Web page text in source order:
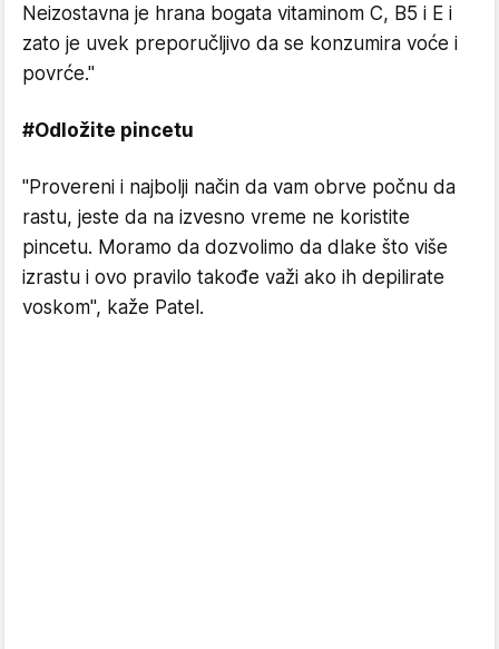
Neizostavna je hrana bogata vitaminom C, B5 i E i
zato je uvek preporučljivo da se konzumira voće i
povrće."
#Odložite pincetu
"Provereni i najbolji način da vam obrve počnu da
rastu, jeste da na izvesno vreme ne koristite
pincetu. Moramo da dozvolimo da dlake što više
izrastu i ovo pravilo takođe važi ako ih depilirate
voskom", kaže Patel.